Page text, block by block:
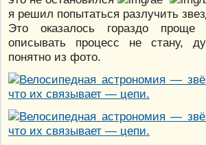
я решил попытаться разлучить
Это оказалось гораздо
описывать процесс не стану,
понятно из фото.